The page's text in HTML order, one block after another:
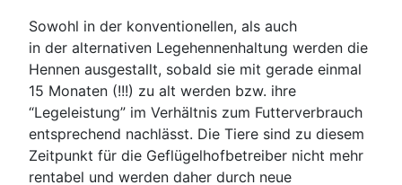
Sowohl in der konventionellen, als auch
in der alternativen Legehennenhaltung werden die
Hennen ausgestallt, sobald sie mit gerade einmal
15 Monaten (!!!) zu alt werden bzw. ihre
“Legeleistung” im Verhältnis zum Futterverbrauch
entsprechend nachlässt. Die Tiere sind zu diesem
Zeitpunkt für die Geflügelhofbetreiber nicht mehr
rentabel und werden daher durch neue